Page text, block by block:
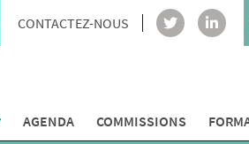
CONTACTEZ-NOUS
AGENDA COMMISSIONS